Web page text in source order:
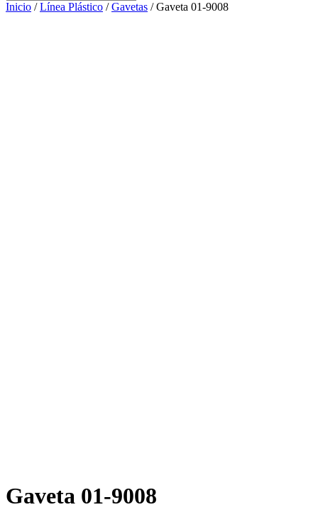
Inicio /Línea Plástico /Gavetas / Gaveta 01-9008
Gaveta 01-9008